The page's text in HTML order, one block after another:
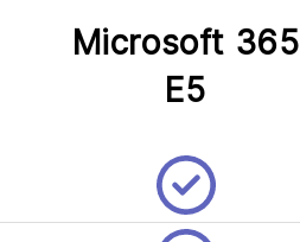
Microsoft 365
E5